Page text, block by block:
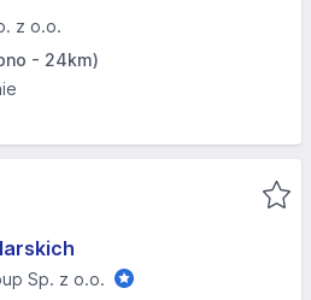
z o.o.
- 24km)
Sp. z o.o.